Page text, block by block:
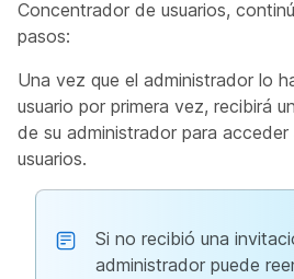
Concentrador de usuarios,
pasos:
Una vez que el administrador lo
usuario por primera vez, recibirá
de su administrador para
usuarios.
Si no recibió una
administrador puede